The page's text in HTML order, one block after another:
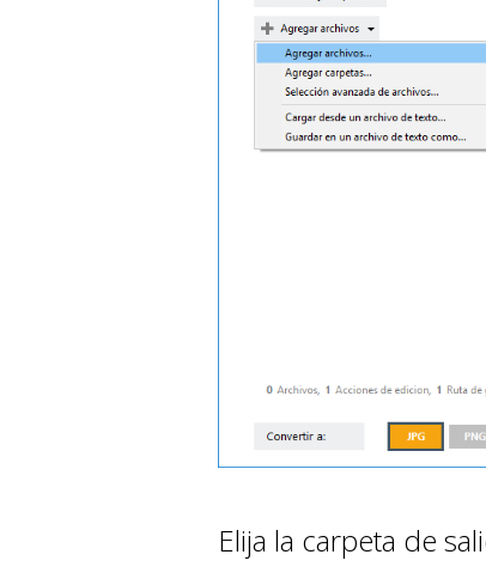
Elija la carpeta de